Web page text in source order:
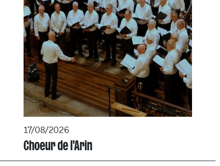
17/08/2026
Choeur de l'Arin